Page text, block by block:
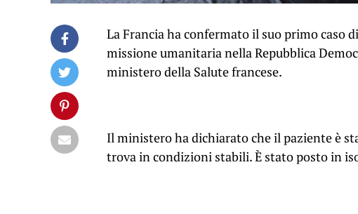
La Francia ha confermato il suo primo caso
missione umanitaria nella Repubblica
ministero della Salute francese.
Il ministero ha dichiarato che il paziente è
trova in condizioni stabili. È stato posto in